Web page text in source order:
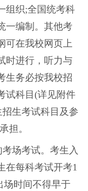
组织;全国统考科
一编制。其他考
可在我校网页上
时进行，听力与
生务必按我校招
试科目(详见附件
生考试科目及参
担。
场考试。考生入
在每科考试开考1
场时间不得早于